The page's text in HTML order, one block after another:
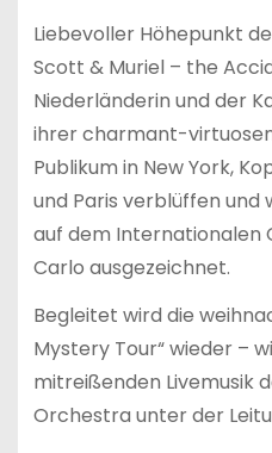
Liebevoller Höhepunkt
Scott & Muriel – the
Niederländerin und der
ihrer charmant-virtuosen
Publikum in New York,
und Paris verblüffen und
auf dem Internationalen
Carlo ausgezeichnet.
Begleitet wird die
Mystery Tour“ wieder –
mitreißenden Livemusik
Orchestra unter der